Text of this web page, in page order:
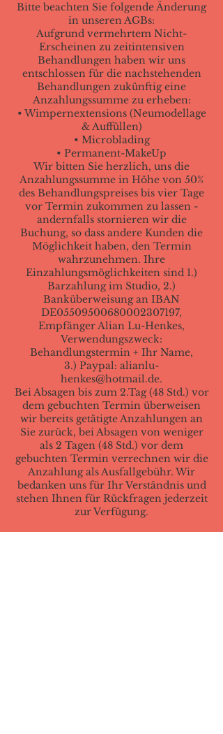
Bitte beachten Sie folgende Änderung
in unseren AGBs:
Aufgrund vermehrtem Nicht-
Erscheinen zu zeitintensiven
Behandlungen haben wir uns
entschlossen für die nachstehenden
Behandlungen zukünftig eine
Anzahlungssumme zu erheben:
• Wimpernextensions (Neumodellage
& Auffüllen)
• Microblading
• Permanent-MakeUp
Wir bitten Sie herzlich, uns die
Anzahlungssumme in Höhe von 50%
des Behandlungspreises bis vier Tage
vor Termin zukommen zu lassen -
andernfalls stornieren wir die
Buchung, so dass andere Kunden die
Möglichkeit haben, den Termin
wahrzunehmen. Ihre
Einzahlungsmöglichkeiten sind 1.)
Barzahlung im Studio, 2.)
Banküberweisung an IBAN
DE05509500680002307197,
Empfänger Alian Lu-Henkes,
Verwendungszweck:
Behandlungstermin + Ihr Name,
3.) Paypal: alianlu-
henkes@hotmail.de.
Bei Absagen bis zum 2.Tag (48 Std.) vor
dem gebuchten Termin überweisen
wir bereits getätigte Anzahlungen an
Sie zurück, bei Absagen von weniger
als 2 Tagen (48 Std.) vor dem
gebuchten Termin verrechnen wir die
Anzahlung als Ausfallgebühr. Wir
bedanken uns für Ihr Verständnis und
stehen Ihnen für Rückfragen jederzeit
zur Verfügung.